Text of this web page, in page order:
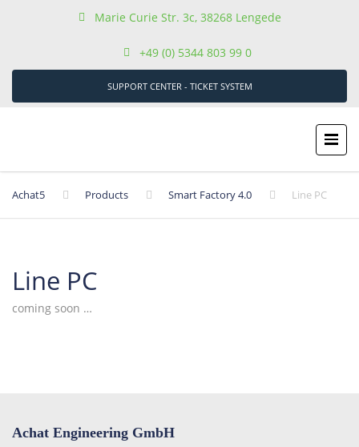
Marie Curie Str. 3c, 38268 Lengede
+49 (0) 5344 803 99 0
SUPPORT CENTER - TICKET SYSTEM
Achat5 Products Smart Factory 4.0 Line PC
Line PC
coming soon …
Achat Engineering GmbH